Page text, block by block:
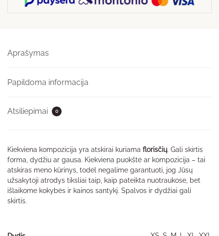
Aprašymas
Papildoma informacija
Atsiliepimai 0
Kiekviena kompozicija yra atskirai kuriama florisčių. Gali skirtis
forma, dydžiu ar gausa. Kiekviena puokštė ar kompozicija – tai
atskiras meno kūrinys, todėl negalime garantuoti, jog Jūsų
užsakytoji atrodys tiksliai taip, kaip pateikta nuotraukose, bet
išlaikome kokybės ir kainos santykį. Spalvos ir dydžiai gali
skirtis.